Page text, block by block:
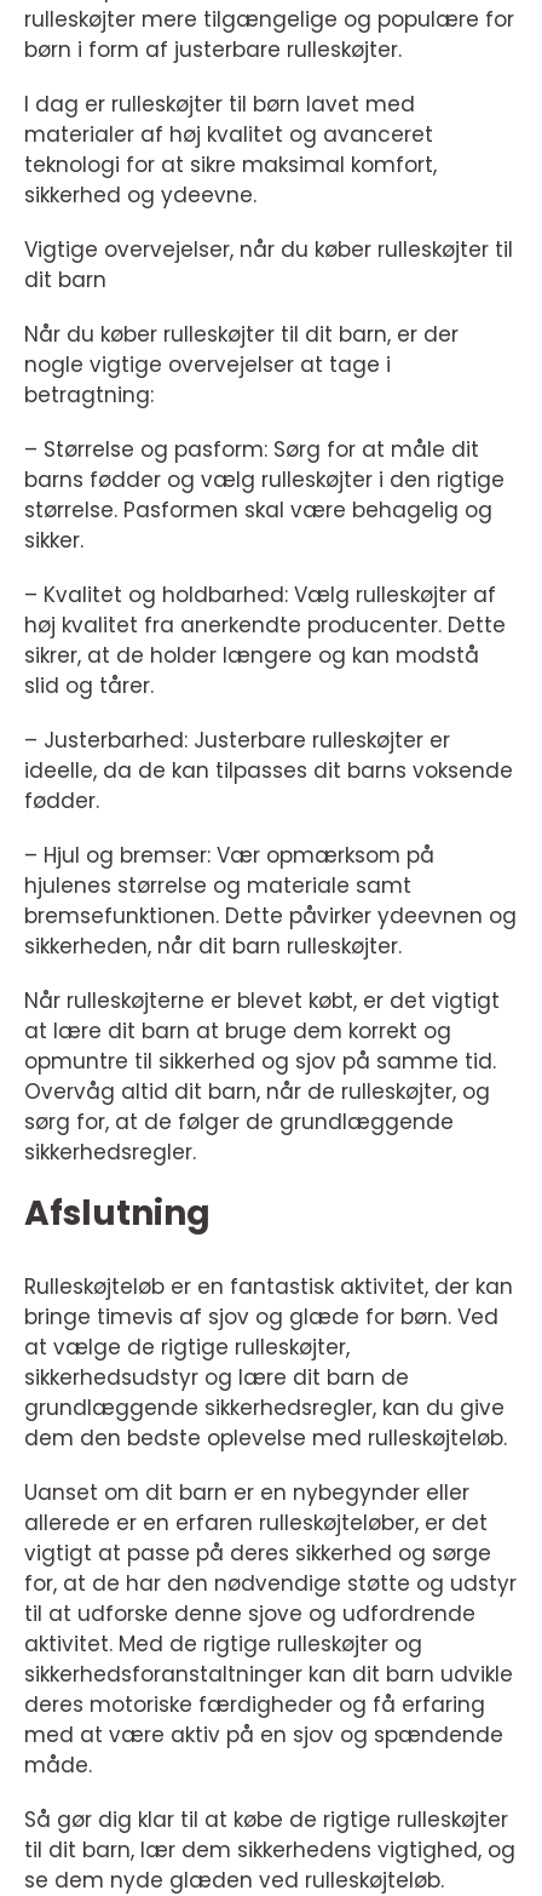
rulleskøjter mere tilgængelige og populære for
børn i form af justerbare rulleskøjter.
I dag er rulleskøjter til børn lavet med
materialer af høj kvalitet og avanceret
teknologi for at sikre maksimal komfort,
sikkerhed og ydeevne.
Vigtige overvejelser, når du køber rulleskøjter til
dit barn
Når du køber rulleskøjter til dit barn, er der
nogle vigtige overvejelser at tage i
betragtning:
– Størrelse og pasform: Sørg for at måle dit
barns fødder og vælg rulleskøjter i den rigtige
størrelse. Pasformen skal være behagelig og
sikker.
– Kvalitet og holdbarhed: Vælg rulleskøjter af
høj kvalitet fra anerkendte producenter. Dette
sikrer, at de holder længere og kan modstå
slid og tårer.
– Justerbarhed: Justerbare rulleskøjter er
ideelle, da de kan tilpasses dit barns voksende
fødder.
– Hjul og bremser: Vær opmærksom på
hjulenes størrelse og materiale samt
bremsefunktionen. Dette påvirker ydeevnen og
sikkerheden, når dit barn rulleskøjter.
Når rulleskøjterne er blevet købt, er det vigtigt
at lære dit barn at bruge dem korrekt og
opmuntre til sikkerhed og sjov på samme tid.
Overvåg altid dit barn, når de rulleskøjter, og
sørg for, at de følger de grundlæggende
sikkerhedsregler.
Afslutning
Rulleskøjteløb er en fantastisk aktivitet, der kan
bringe timevis af sjov og glæde for børn. Ved
at vælge de rigtige rulleskøjter,
sikkerhedsudstyr og lære dit barn de
grundlæggende sikkerhedsregler, kan du give
dem den bedste oplevelse med rulleskøjteløb.
Uanset om dit barn er en nybegynder eller
allerede er en erfaren rulleskøjteløber, er det
vigtigt at passe på deres sikkerhed og sørge
for, at de har den nødvendige støtte og udstyr
til at udforske denne sjove og udfordrende
aktivitet. Med de rigtige rulleskøjter og
sikkerhedsforanstaltninger kan dit barn udvikle
deres motoriske færdigheder og få erfaring
med at være aktiv på en sjov og spændende
måde.
Så gør dig klar til at købe de rigtige rulleskøjter
til dit barn, lær dem sikkerhedens vigtighed, og
se dem nyde glæden ved rulleskøjteløb.